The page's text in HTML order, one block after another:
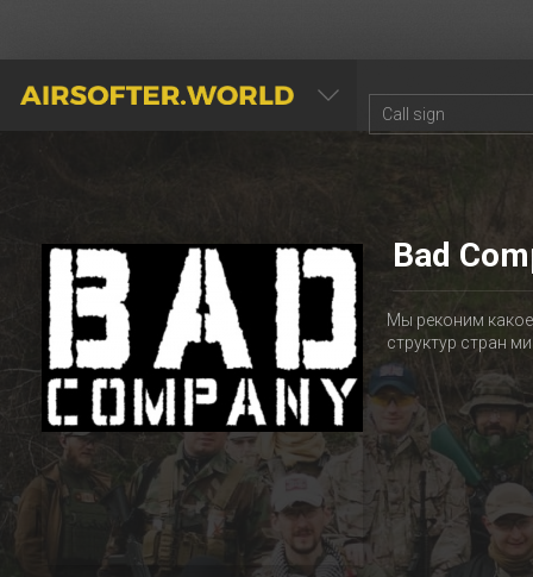
AIRSOFTER.WORLD
Bad
Мы реконим
структур стран